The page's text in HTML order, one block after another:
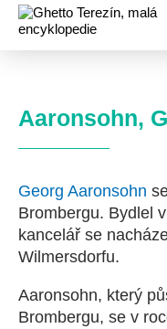
Aaronsohn,
Georg Aaronsohn
Brombergu. Bydlel
kancelář se
Wilmersdorfu.
Aaronsohn, který
Brombergu, se v